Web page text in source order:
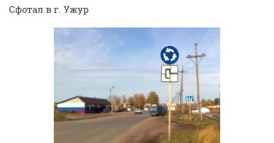
Сфотал в г. Ужур